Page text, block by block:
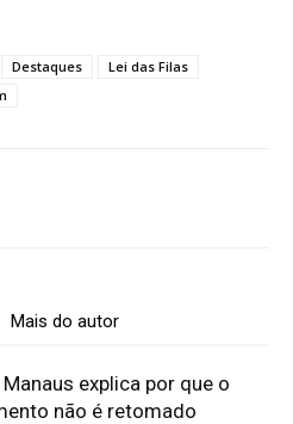
Destaques
Lei das Filas
Mais do autor
explica por que o
não é retomado